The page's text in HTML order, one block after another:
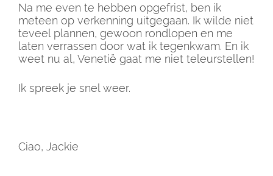
Na me even te hebben opgefrist, ben ik
meteen op verkenning uitgegaan. Ik wilde niet
teveel plannen, gewoon rondlopen en me
laten verrassen door wat ik tegenkwam. En ik
weet nu al, Venetië gaat me niet teleurstellen!
Ik spreek je snel weer.
Ciao, Jackie